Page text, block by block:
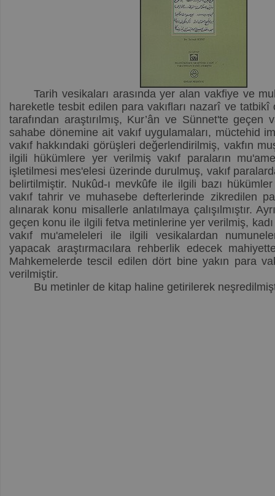
Tarih vesikaları arasında yer alan vakfiye ve
hareketle tesbit edilen para vakıfları nazarî ve
tarafından araştırılmış, Kur’ân ve Sünnet'te geçen
sahabe dönemine ait vakıf uygulamaları, müctehid
vakıf hakkındaki görüşleri değerlendirilmiş, vakfın
ilgili hükümlere yer verilmiş vakıf paraların
işletilmesi mes'elesi üzerinde durulmuş, vakıf
belirtilmiştir. Nukûd-ı mevkûfe ile ilgili bazı
vakıf tahrir ve muhasebe defterlerinde zikredilen
alınarak konu misallerle anlatılmaya çalışılmıştır.
geçen konu ile ilgili fetva metinlerine yer verilmiş,
vakıf mu'ameleleri ile ilgili vesikalardan
yapacak araştırmacılara rehberlik edecek
Mahkemelerde tescil edilen dört bine yakın para
verilmiştir.
Bu metinler de kitap haline getirilerek